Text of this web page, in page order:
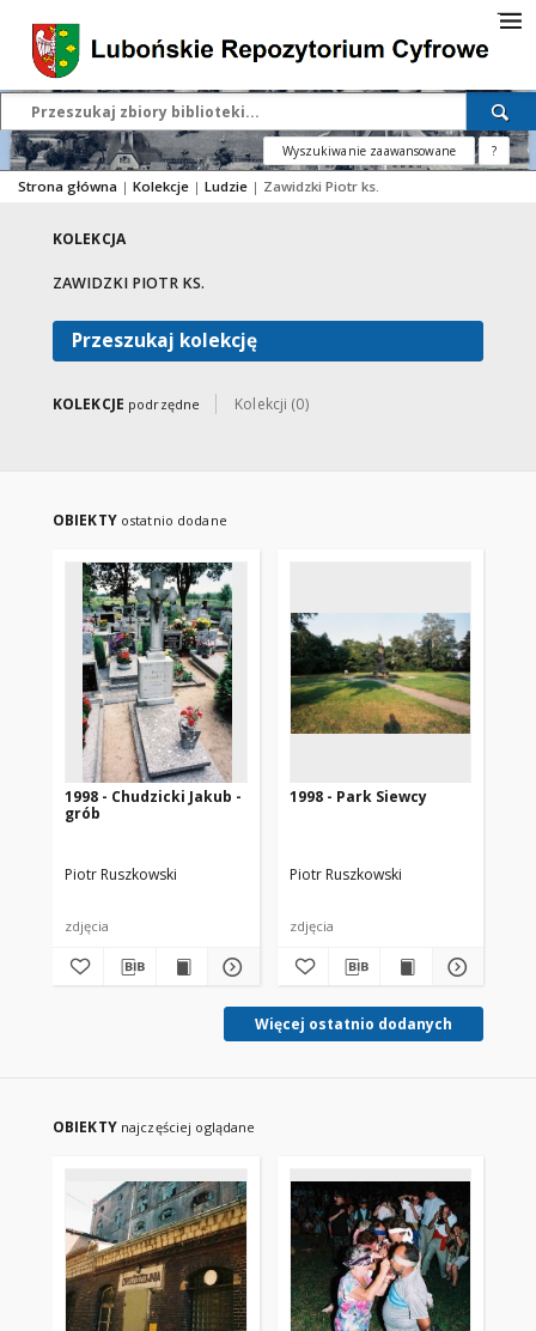
Wyszukiwanie zaawansowane ?
Strona główna | Kolekcje | Ludzie | Zawidzki Piotr ks.
KOLEKCJA
ZAWIDZKI PIOTR KS.
Przeszukaj kolekcję
KOLEKCJE podrzędne Kolekcji (0)
OBIEKTY ostatnio dodane
1998 - Chudzicki Jakub -
grób
Piotr Ruszkowski
zdjęcia
1998 - Park Siewcy
Piotr Ruszkowski
zdjęcia
Więcej ostatnio dodanych
OBIEKTY najczęściej oglądane